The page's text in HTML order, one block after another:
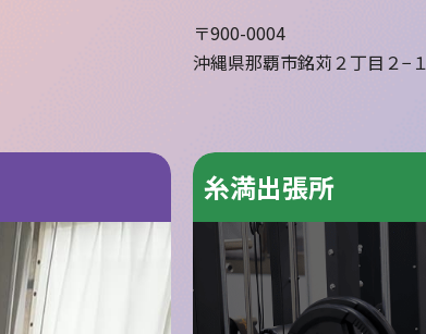
〒900-0004
沖縄県那覇市銘苅２丁目２−
糸満出張所